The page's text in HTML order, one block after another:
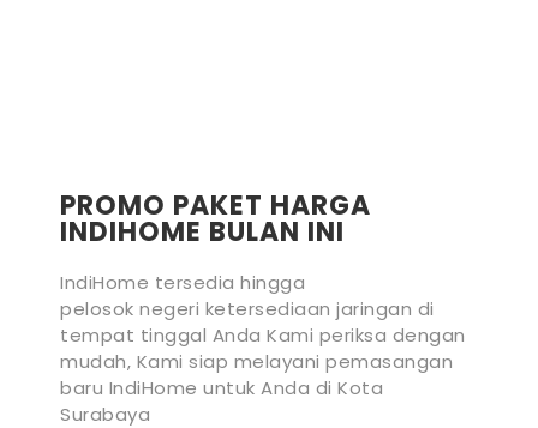
PROMO PAKET HARGA
INDIHOME BULAN INI
IndiHome tersedia hingga
pelosok negeri ketersediaan jaringan di
tempat tinggal Anda Kami periksa dengan
mudah, Kami siap melayani pemasangan
baru IndiHome untuk Anda di Kota
Surabaya